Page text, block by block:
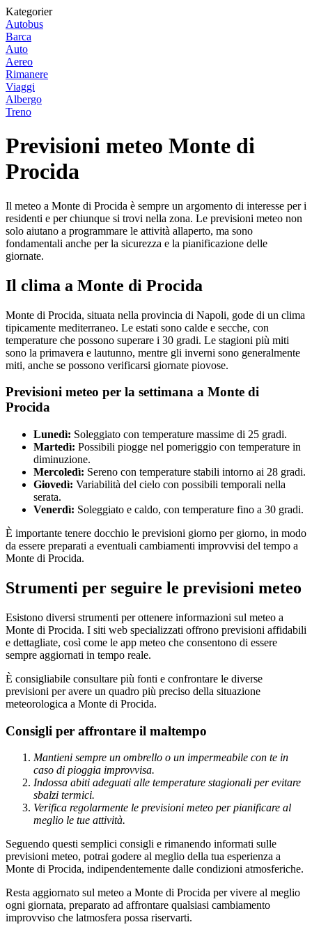
Kategorier
Autobus
Barca
Auto
Aereo
Rimanere
Viaggi
Albergo
Treno
Previsioni meteo Monte di
Procida
Il meteo a Monte di Procida è sempre un argomento di interesse per i
residenti e per chiunque si trovi nella zona. Le previsioni meteo non
solo aiutano a programmare le attività allaperto, ma sono
fondamentali anche per la sicurezza e la pianificazione delle
giornate.
Il clima a Monte di Procida
Monte di Procida, situata nella provincia di Napoli, gode di un clima
tipicamente mediterraneo. Le estati sono calde e secche, con
temperature che possono superare i 30 gradi. Le stagioni più miti
sono la primavera e lautunno, mentre gli inverni sono generalmente
miti, anche se possono verificarsi giornate piovose.
Previsioni meteo per la settimana a Monte di
Procida
Lunedì: Soleggiato con temperature massime di 25 gradi.
Martedì: Possibili piogge nel pomeriggio con temperature in
diminuzione.
Mercoledì: Sereno con temperature stabili intorno ai 28 gradi.
Giovedì: Variabilità del cielo con possibili temporali nella
serata.
Venerdì: Soleggiato e caldo, con temperature fino a 30 gradi.
È importante tenere docchio le previsioni giorno per giorno, in modo
da essere preparati a eventuali cambiamenti improvvisi del tempo a
Monte di Procida.
Strumenti per seguire le previsioni meteo
Esistono diversi strumenti per ottenere informazioni sul meteo a
Monte di Procida. I siti web specializzati offrono previsioni affidabili
e dettagliate, così come le app meteo che consentono di essere
sempre aggiornati in tempo reale.
È consigliabile consultare più fonti e confrontare le diverse
previsioni per avere un quadro più preciso della situazione
meteorologica a Monte di Procida.
Consigli per affrontare il maltempo
Mantieni sempre un ombrello o un impermeabile con te in
caso di pioggia improvvisa.
Indossa abiti adeguati alle temperature stagionali per evitare
sbalzi termici.
Verifica regolarmente le previsioni meteo per pianificare al
meglio le tue attività.
Seguendo questi semplici consigli e rimanendo informati sulle
previsioni meteo, potrai godere al meglio della tua esperienza a
Monte di Procida, indipendentemente dalle condizioni atmosferiche.
Resta aggiornato sul meteo a Monte di Procida per vivere al meglio
ogni giornata, preparato ad affrontare qualsiasi cambiamento
improvviso che latmosfera possa riservarti.